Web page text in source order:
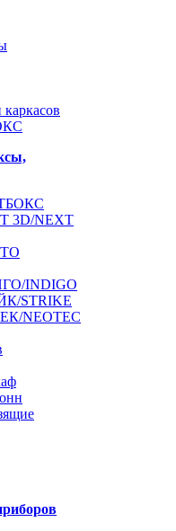
3D/NEXT
INDIGO
STRIKE
NEOTEC